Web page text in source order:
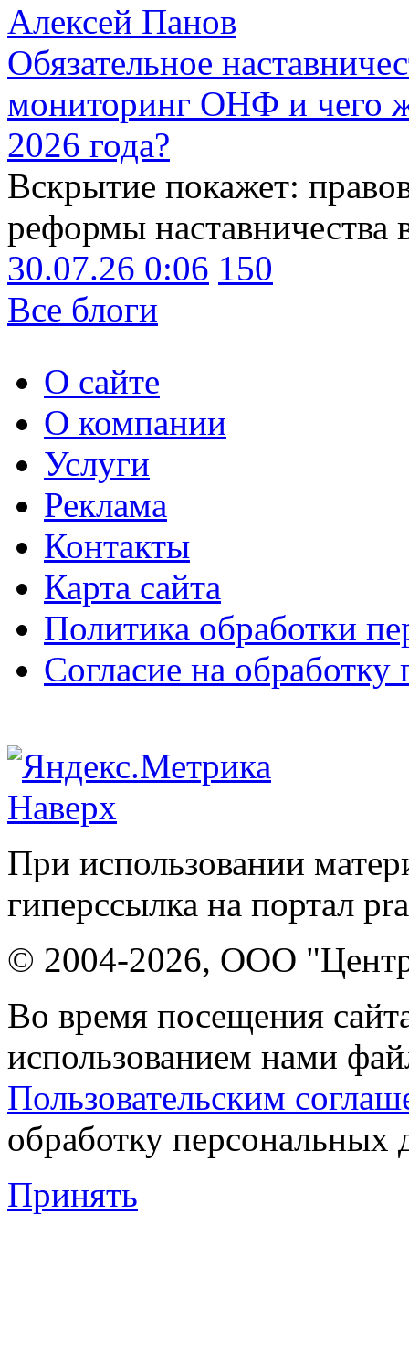
Алексей Панов
Обязательное
мониторинг ОНФ и чего
2026 года?
Вскрытие покажет:
реформы наставничества
30.07.26 0:06 150
Все блоги
О сайте
О компании
Услуги
Реклама
Контакты
Карта сайта
Политика обработки
Согласие на
Наверх
При использовании
гиперссылка на портал
© 2004-2026, ООО "Центр
Во время посещения
использованием нами
Пользовательским
обработку персональных
Принять